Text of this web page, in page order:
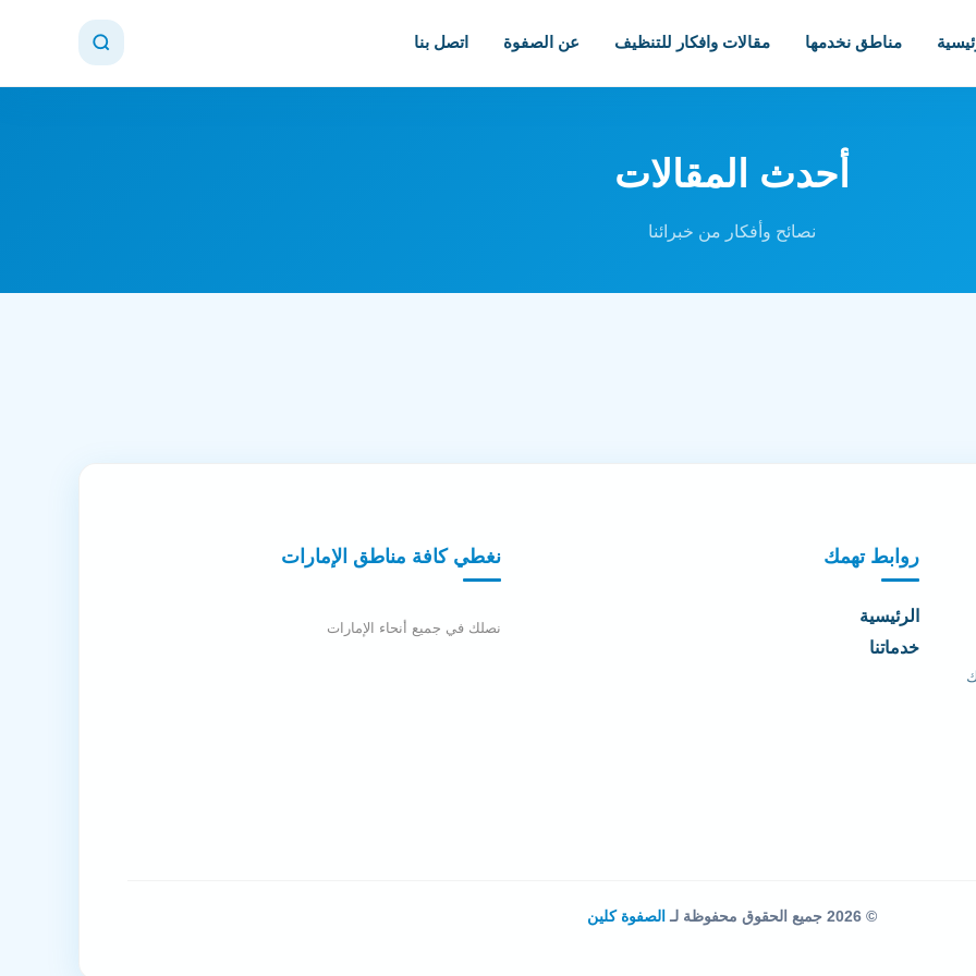
مناطق نخدمها مقالات وافكار للتنظيف عن الصفوة اتصل بنا
أحدث المقالات
نصائح وأفكار من خبرائنا
روابط تهمك
الرئيسية
خدماتنا
نغطي كافة مناطق الإمارات
نصلك في جميع أنحاء الإمارات
© 2026 جميع الحقوق محفوظة لـ الصفوة كلين